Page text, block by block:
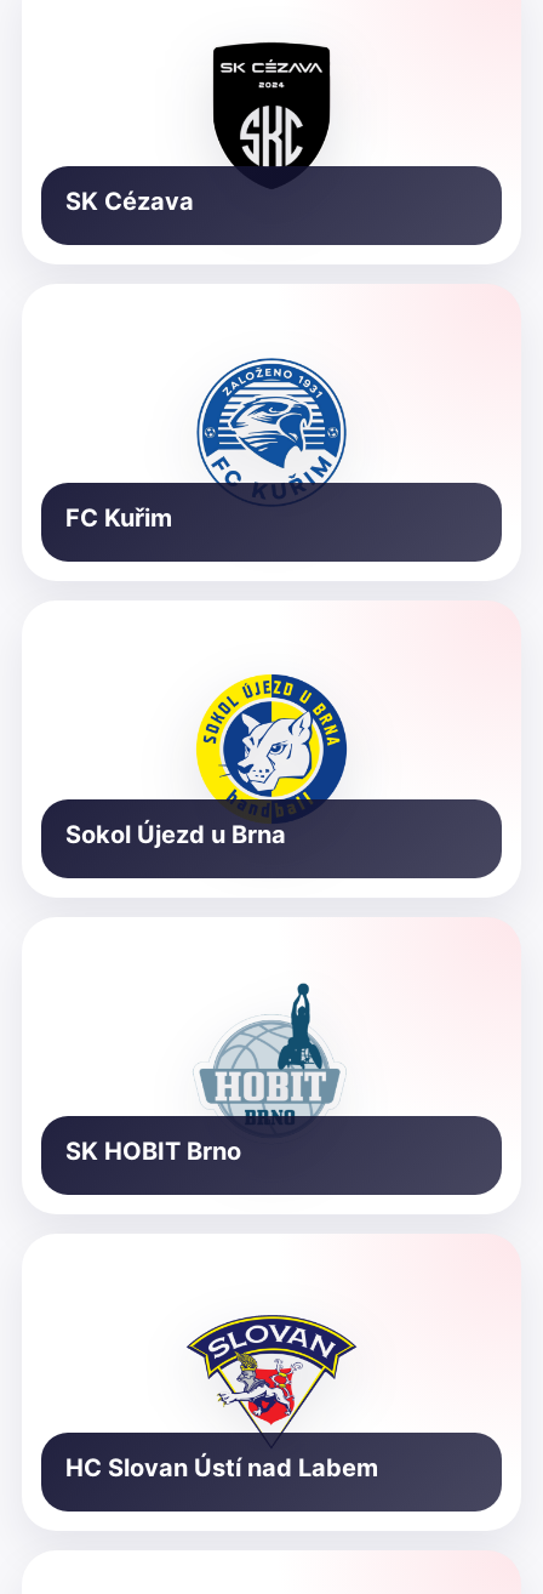
SK Cézava
FC Kuřim
Sokol Újezd u Brna
SK HOBIT Brno
HC Slovan Ústí nad Labem